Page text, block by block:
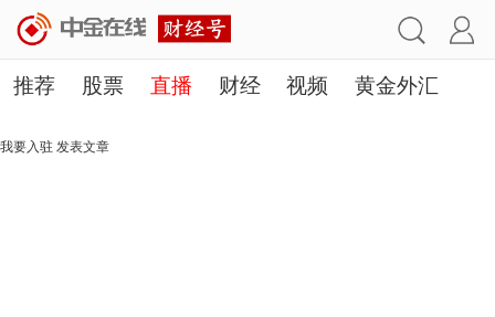
推荐 股票 直播 财经 视频 黄金外汇
理财 行业
我要入驻 发表文章